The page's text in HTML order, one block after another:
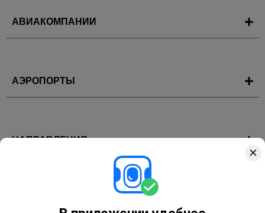
АВИАКОМПАНИИ
АЭРОПОРТЫ
НАПРАВЛЕНИЯ